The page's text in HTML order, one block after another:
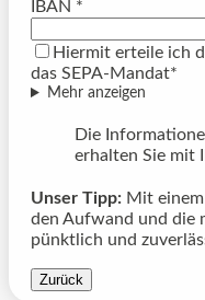
IBAN *
Hiermit erteile ich
das SEPA-Mandat*
Mehr anzeigen
Die
erhalten Sie mit
Unser Tipp: Mit
den Aufwand und die
pünktlich und
Zurück